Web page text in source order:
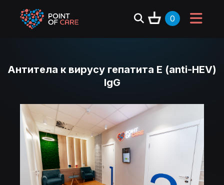
0
Антитела к вирусу гепатита Е (anti-HEV)
IgG